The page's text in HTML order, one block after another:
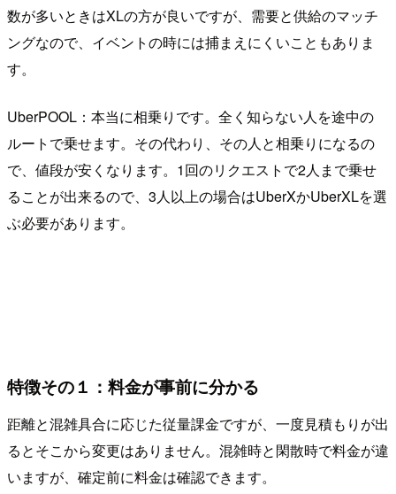
数が多いときはXLの方が良いですが、需要と供給のマッチ
ングなので、イベントの時には捕まえにくいこともありま
す。
UberPOOL：本当に相乗りです。全く知らない人を途中の
ルートで乗せます。その代わり、その人と相乗りになるの
で、値段が安くなります。1回のリクエストで2人まで乗せ
ることが出来るので、3人以上の場合はUberXかUberXLを選
ぶ必要があります。
特徴その１：料金が事前に分かる
距離と混雑具合に応じた従量課金ですが、一度見積もりが出
るとそこから変更はありません。混雑時と閑散時で料金が違
いますが、確定前に料金は確認できます。